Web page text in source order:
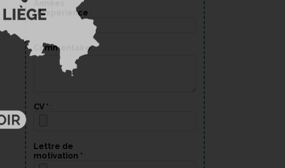
d'expérience :
Commentaire:
CV * :
Lettre de
motivation * :